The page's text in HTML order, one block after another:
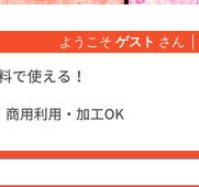
ようこそ ゲスト さん